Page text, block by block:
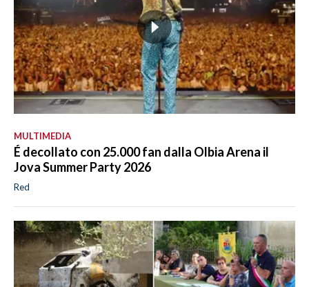
MULTIMEDIA
É decollato con 25.000 fan dalla Olbia Arena il
Jova Summer Party 2026
Red